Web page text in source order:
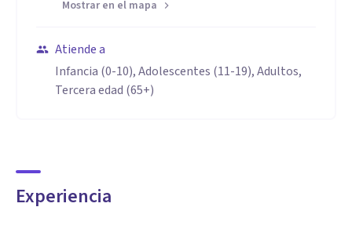
Mostrar en el mapa
Atiende a
Infancia (0-10), Adolescentes (11-19), Adultos,
Tercera edad (65+)
Experiencia